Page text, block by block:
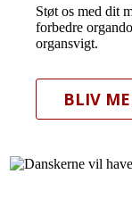
Støt os med dit
forbedre
organsvigt.
BLIV